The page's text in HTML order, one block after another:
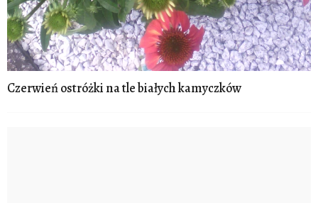
Czerwień ostróżki na tle białych kamyczków